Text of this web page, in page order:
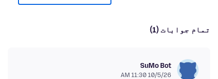
تمام جوابات (1)
SuMo Bot
10/5/26 11:30 AM